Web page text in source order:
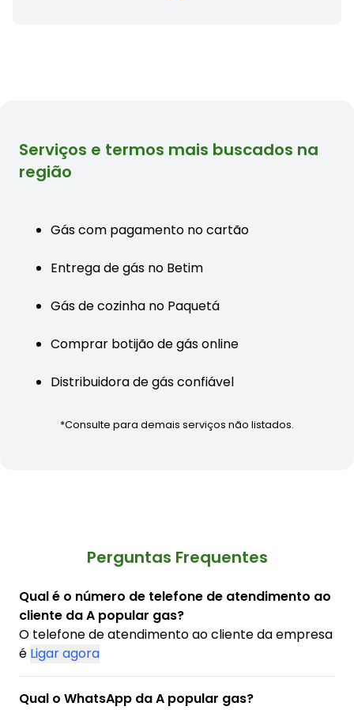
Serviços e termos mais buscados na
região
Gás com pagamento no cartão
Entrega de gás no Betim
Gás de cozinha no Paquetá
Comprar botijão de gás online
Distribuidora de gás confiável
*Consulte para demais serviços não listados.
Perguntas Frequentes
Qual é o número de telefone de atendimento ao
cliente da A popular gas?
O telefone de atendimento ao cliente da empresa
é Ligar agora
Qual o WhatsApp da A popular gas?